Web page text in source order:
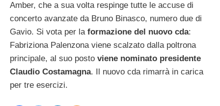
Amber, che a sua volta respinge tutte le accuse di
concerto avanzate da Bruno Binasco, numero due di
Gavio. Si vota per la formazione del nuovo cda:
Fabriziona Palenzona viene scalzato dalla poltrona
principale, al suo posto viene nominato presidente
Claudio Costamagna. Il nuovo cda rimarrà in carica
per tre esercizi.